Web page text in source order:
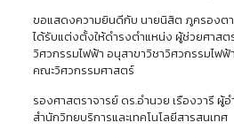
ขอแสดงความยินดีกับ นายนิสิต ภูครองต
ได้รับแต่งตั้งให้ดำรงตำแหน่ง ผู้ช่วยศาสต
วิศวกรรมไฟฟ้า อนุสาขาวิชาวิศวกรรมไฟฟ้
คณะวิศวกรรมศาสตร์
รองศาสตราจารย์ ดร.อำนวย เรืองวารี ผู้
สำนักวิทยบริการและเทคโนโลยีสารสนเทศ